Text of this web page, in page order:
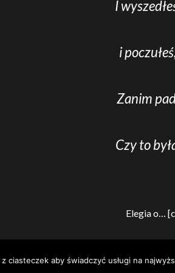
I
i
Zanim
Czy to
Elegia o…
© Stowarzyszenie
ciasteczek aby świadczyć usługi na